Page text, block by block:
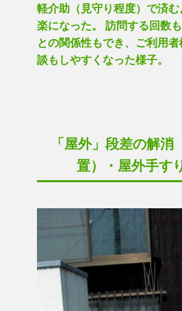
軽介助（見守り程度）で済
楽になった。 訪問する回数
との関係性もでき、ご利用
談もしやすくなった様子。
「屋外」段差の解
置）・屋外手す